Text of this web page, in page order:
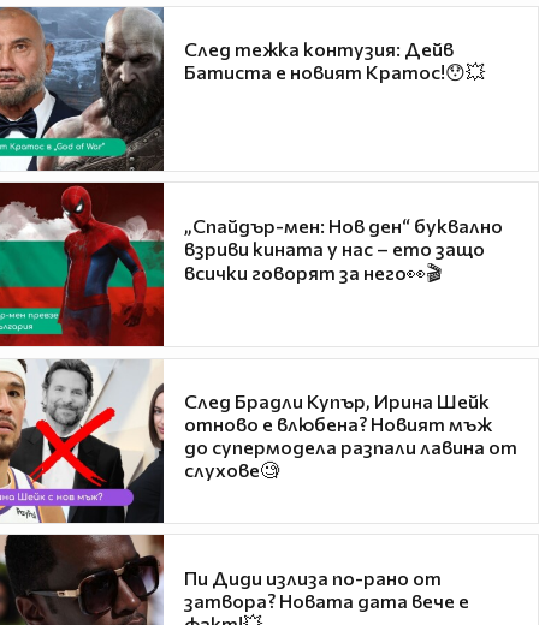
След тежка контузия: Дейв
Батиста е новият Кратос!😯💥
„Спайдър-мен: Нов ден“ буквално
взриви кината у нас – ето защо
всички говорят за него👀🎬
След Брадли Купър, Ирина Шейк
отново е влюбена? Новият мъж
до супермодела разпали лавина от
слухове🧐
Пи Диди излиза по-рано от
затвора? Новата дата вече е